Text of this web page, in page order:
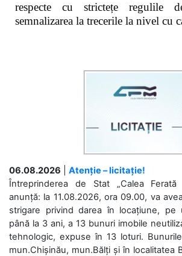
respecte cu strictețe regulile
semnalizarea la trecerile la nivel cu
06.08.2026
Atenție – licitație!
Întreprinderea de Stat „Calea Ferată
anunță: la 11.08.2026, ora 09.00, va
strigare privind darea în locațiune, pe
până la 3 ani, a 13 bunuri imobile
tehnologic, expuse în 13 loturi.
mun.Chișinău, mun.Bălți și în localitatea